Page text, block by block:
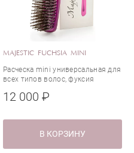
MAJESTIC FUCHSIA MINI
Расческа mini универсальная для
всех типов волос, фуксия
12 000 ₽
В КОРЗИНУ